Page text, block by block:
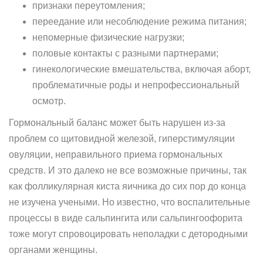
признаки переутомления;
переедание или несоблюдение режима питания;
непомерные физические нагрузки;
половые контакты с разными партнерами;
гинекологические вмешательства, включая аборт,
проблематичные роды и непрофессиональный
осмотр.
Гормональный баланс может быть нарушен из-за
проблем со щитовидной железой, гиперстимуляции
овуляции, неправильного приема гормональных
средств. И это далеко не все возможные причины, так
как фолликулярная киста яичника до сих пор до конца
не изучена учеными. Но известно, что воспалительные
процессы в виде сальпингита или сальпингоофорита
тоже могут спровоцировать неполадки с детородными
органами женщины.